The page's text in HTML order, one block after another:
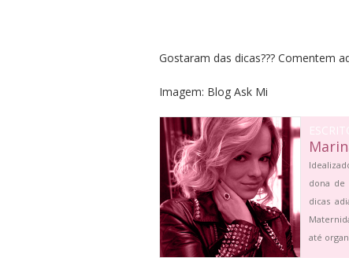
Gostaram das dicas??? Comentem
Imagem: Blog Ask Mi
dona de
dicas
até